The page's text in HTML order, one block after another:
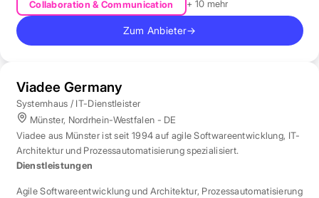
Collaboration & Communication
+ 10 mehr
Zum Anbieter→
Viadee Germany
Systemhaus / IT-Dienstleister
Münster, Nordrhein-Westfalen - DE
Viadee aus Münster ist seit 1994 auf agile Softwareentwicklung, IT-
Architektur und Prozessautomatisierung spezialisiert.
Dienstleistungen
Agile Softwareentwicklung und Architektur, Prozessautomatisierung